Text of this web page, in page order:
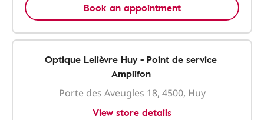
Book an appointment
Optique Lelièvre Huy - Point de service
Amplifon
Porte des Aveugles 18, 4500, Huy
View store details